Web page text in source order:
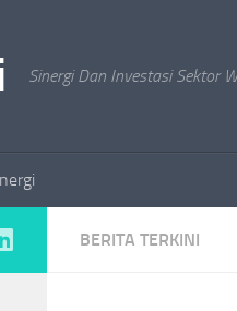
Sinergi Dan Investasi Sektor
BERITA TERKINI